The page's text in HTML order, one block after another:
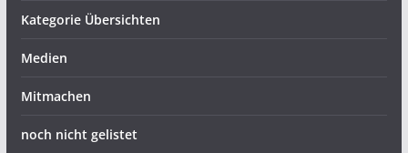
Kategorie Übersichten
Medien
Mitmachen
noch nicht gelistet